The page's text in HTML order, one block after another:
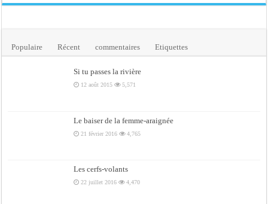
Populaire Récent commentaires Etiquettes
Si tu passes la rivière
12 août 2015 5,571
Le baiser de la femme-araignée
21 février 2016 4,765
Les cerfs-volants
22 juillet 2016 4,470